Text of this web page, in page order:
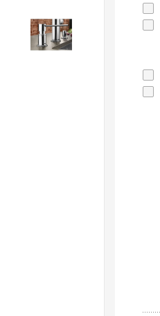
Аксессуары